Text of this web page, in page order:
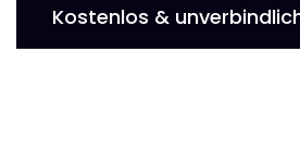
Kostenlos &